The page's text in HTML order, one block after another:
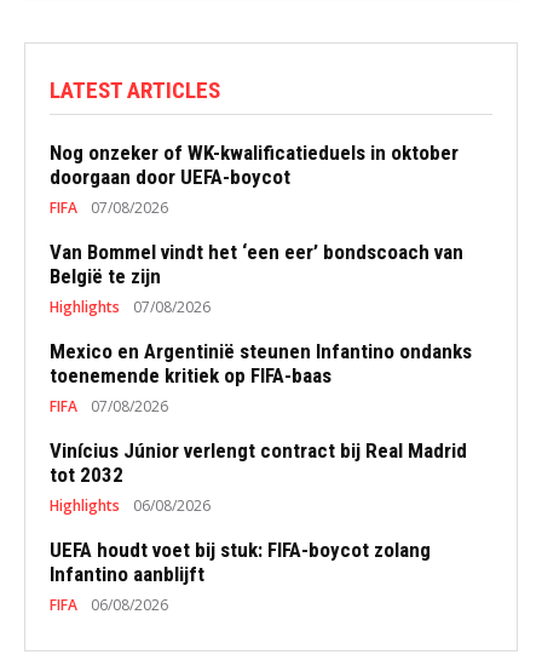
LATEST ARTICLES
Nog onzeker of WK-kwalificatieduels in oktober
doorgaan door UEFA-boycot
FIFA 07/08/2026
Van Bommel vindt het ‘een eer’ bondscoach van
België te zijn
Highlights 07/08/2026
Mexico en Argentinië steunen Infantino ondanks
toenemende kritiek op FIFA-baas
FIFA 07/08/2026
Vinícius Júnior verlengt contract bij Real Madrid
tot 2032
Highlights 06/08/2026
UEFA houdt voet bij stuk: FIFA-boycot zolang
Infantino aanblijft
FIFA 06/08/2026